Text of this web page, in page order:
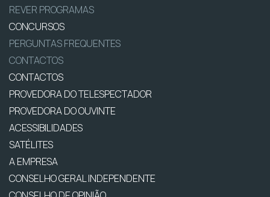
REVER PROGRAMAS
CONCURSOS
PERGUNTAS FREQUENTES
CONTACTOS
CONTACTOS
PROVEDORA DO TELESPECTADOR
PROVEDORA DO OUVINTE
ACESSIBILIDADES
SATÉLITES
A EMPRESA
CONSELHO GERAL INDEPENDENTE